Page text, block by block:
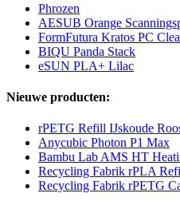
Phrozen
AESUB Orange
FormFutura Kratos PC
BIQU Panda Stack
eSUN PLA+ Lilac
Nieuwe producten:
rPETG Refill IJskoude
Anycubic Photon P1 Max
Bambu Lab AMS HT
Recycling Fabrik rPLA
Recycling Fabrik rPETG